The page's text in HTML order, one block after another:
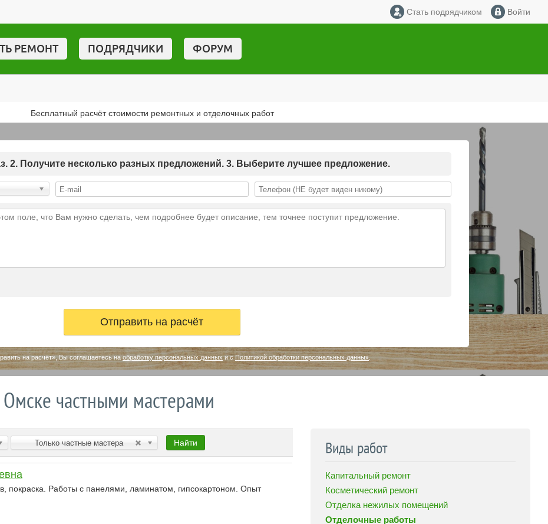
Стать подрядчиком Войти
РЕМОНТ ПОДРЯДЧИКИ ФОРУМ
Бесплатный расчёт стоимости ремонтных и отделочных работ
2. Получите несколько разных предложений. 3. Выберите лучшее предложение.
на расчёт», Вы соглашаетесь наобработку персональных данныхи сПолитикой обработки персональных данных.
частными мастерами
Только частные мастера Найти
покраска. Работы с панелями, ламинатом, гипсокартоном. Опыт
Виды работ
Капитальный ремонт
Косметический ремонт
Отделка нежилых помещений
Отделочные работы